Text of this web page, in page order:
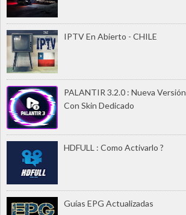
IPTV En Abierto - CHILE
PALANTIR 3.2.0 : Nueva Versión
Con Skin Dedicado
HDFULL : Como Activarlo ?
Guías EPG Actualizadas